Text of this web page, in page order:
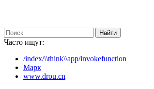
Часто ищут:
/index/\\think\\app/invokefunction
Марк
www.drou.cn